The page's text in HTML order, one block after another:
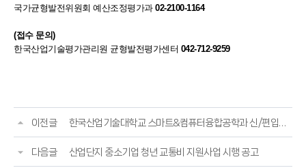
국가균형발전위원회 예산조정평가과 02-2100-1164
(접수 문의)
한국산업기술평가관리원 균형발전평가센터 042-712-9259
이전글 한국산업기술대학교 스마트&컴퓨터융합공학과 신/편입생 모집
다음글 산업단지 중소기업 청년 교통비 지원사업 시행 공고